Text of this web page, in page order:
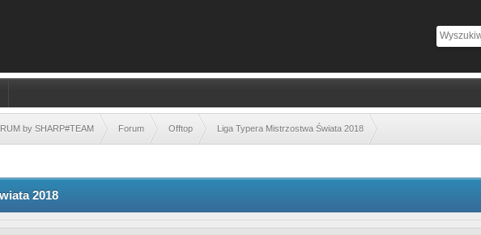
by SHARP#TEAM Forum Offtop Liga Typera Mistrzostwa Świata 2018
2018